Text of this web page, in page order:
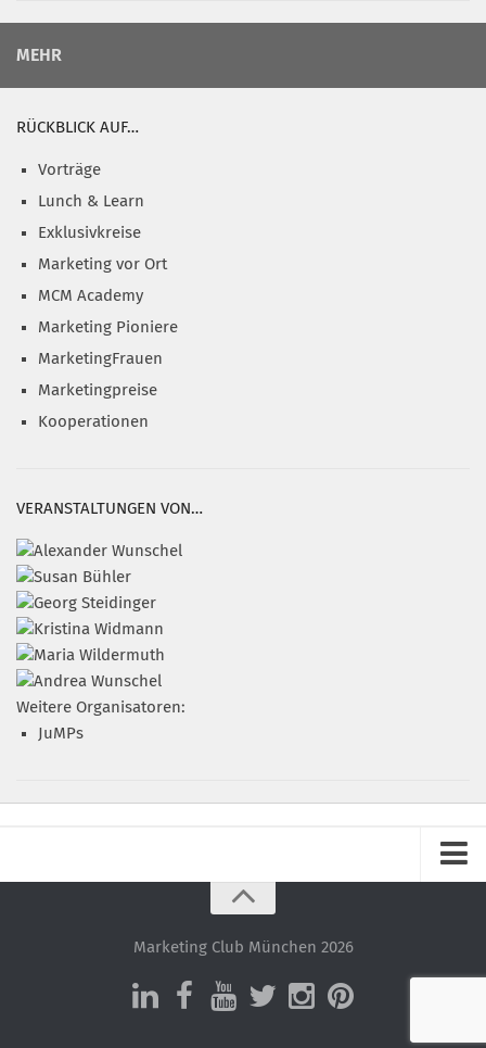
MEHR
RÜCKBLICK AUF…
Vorträge
Lunch & Learn
Exklusivkreise
Marketing vor Ort
MCM Academy
Marketing Pioniere
MarketingFrauen
Marketingpreise
Kooperationen
VERANSTALTUNGEN VON…
Weitere Organisatoren:
JuMPs
Datenschutz – ganz einfach!
Datenschutzerklärung
Marketing Club München 2026